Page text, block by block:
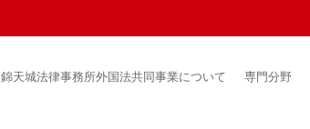
錦天城法律事務所外国法共同事業について 専門分野